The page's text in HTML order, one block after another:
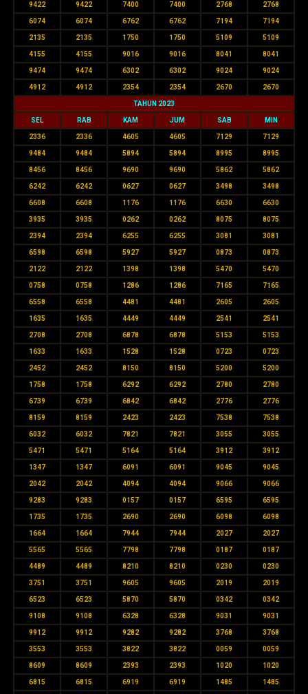
9422 9422 7400 7400 2768 2768
6074 6074 6762 6762 7194 7194
2135 2135 1750 1750 5109 5109
4155 4155 9016 9016 8041 8041
9474 9474 6302 6302 9024 9024
4912 4912 2354 2354 2670 2670
TAHUN 2023
SEL RAB KAM JUM SAB MIN
2336 2336 4605 4605 7129 7129
9484 9484 5894 5894 8995 8995
8456 8456 9690 9690 5862 5862
6242 6242 0627 0627 3498 3498
6608 6608 1176 1176 6630 6630
3935 3935 0262 0262 8075 8075
2394 2394 6255 6255 3081 3081
6598 6598 5927 5927 0873 0873
2122 2122 1398 1398 5470 5470
0758 0758 1286 1286 7165 7165
6558 6558 4481 4481 2605 2605
1635 1635 4449 4449 2541 2541
2708 2708 6878 6878 5153 5153
1633 1633 1528 1528 0723 0723
2452 2452 8150 8150 5200 5200
1758 1758 6292 6292 2780 2780
6739 6739 6842 6842 2776 2776
8159 8159 2423 2423 7538 7538
6032 6032 7821 7821 3055 3055
5471 5471 5164 5164 3912 3912
1347 1347 6091 6091 9045 9045
2042 2042 4094 4094 9066 9066
9283 9283 0157 0157 6595 6595
1735 1735 2690 2690 6098 6098
1664 1664 7944 7944 2027 2027
5565 5565 7798 7798 0187 0187
4489 4489 8210 8210 0230 0230
3751 3751 9605 9605 2019 2019
6523 6523 5870 5870 0342 0342
9108 9108 6328 6328 9031 9031
9912 9912 9282 9282 3768 3768
3553 3553 3822 3822 0059 0059
8609 8609 2393 2393 1020 1020
6815 6815 6919 6919 1485 1485